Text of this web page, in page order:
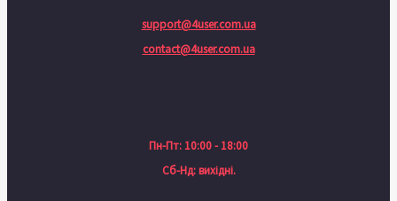
support@4user.com.ua
contact@4user.com.ua
Пн-Пт: 10:00 - 18:00
Сб-Нд: вихідні.